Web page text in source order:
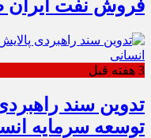
فروش نفت ایران
3 هفته قبل
تدوین سند
توسعه سرمایه